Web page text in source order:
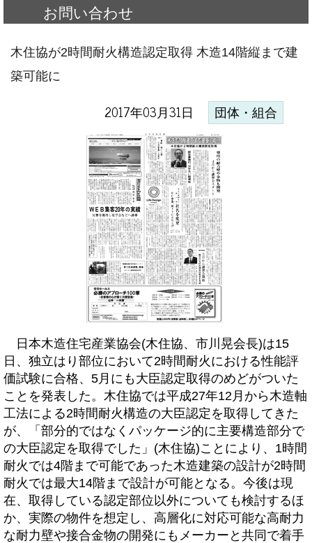
お問い合わせ
木住協が2時間耐火構造認定取得 木造14階縦まで建
築可能に
2017年03月31日 団体・組合
日本木造住宅産業協会(木住協、市川晃会長)は15
日、独立はり部位において2時間耐火における性能評
価試験に合格、5月にも大臣認定取得のめどがついた
ことを発表した。木住協では平成27年12月から木造軸
工法による2時間耐火構造の大臣認定を取得してきた
が、「部分的ではなくパッケージ的に主要構造部分で
の大臣認定を取得でした」(木住協)ことにより、1時間
耐火では4階まで可能であった木造建築の設計が2時間
耐火では最大14階まで設計が可能となる。今後は現
在、取得している認定部位以外についても検討するほ
か、実際の物件を想定し、高層化に対応可能な高耐力
な耐力壁や接合金物の開発にもメーカーと共同で着手